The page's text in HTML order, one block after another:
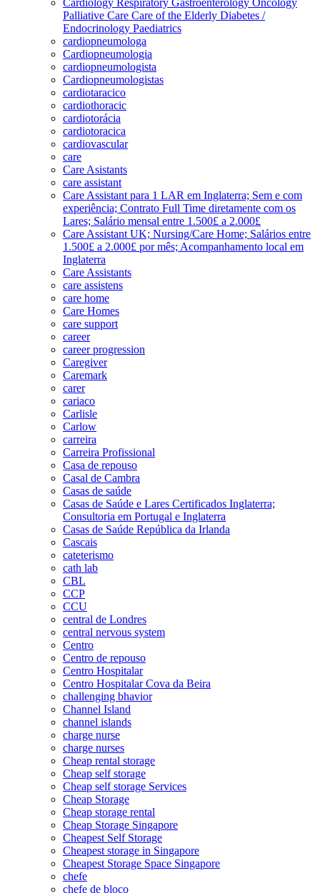
Palliative Care Care of the Elderly Diabetes /
Endocrinology Paediatrics
cardiopneumologa
Cardiopneumologia
cardiopneumologista
Cardiopneumologistas
cardiotaracico
cardiothoracic
cardiotorácia
cardiotoracica
cardiovascular
care
Care Asistants
care assistant
Care Assistant para 1 LAR em Inglaterra; Sem e com
experiência; Contrato Full Time diretamente com os
Lares; Salário mensal entre 1.500£ a 2.000£
Care Assistant UK; Nursing/Care Home; Salários entre
1.500£ a 2.000£ por mês; Acompanhamento local em
Inglaterra
Care Assistants
care assistens
care home
Care Homes
care support
career
career progression
Caregiver
Caremark
carer
cariaco
Carlisle
Carlow
carreira
Carreira Profissional
Casa de repouso
Casal de Cambra
Casas de saúde
Casas de Saúde e Lares Certificados Inglaterra;
Consultoria em Portugal e Inglaterra
Casas de Saúde República da Irlanda
Cascais
cateterismo
cath lab
CBL
CCP
CCU
central de Londres
central nervous system
Centro
Centro de repouso
Centro Hospitalar
Centro Hospitalar Cova da Beira
challenging bhavior
Channel Island
channel islands
charge nurse
charge nurses
Cheap rental storage
Cheap self storage
Cheap self storage Services
Cheap Storage
Cheap storage rental
Cheap Storage Singapore
Cheapest Self Storage
Cheapest storage in Singapore
Cheapest Storage Space Singapore
chefe
chefe de bloco